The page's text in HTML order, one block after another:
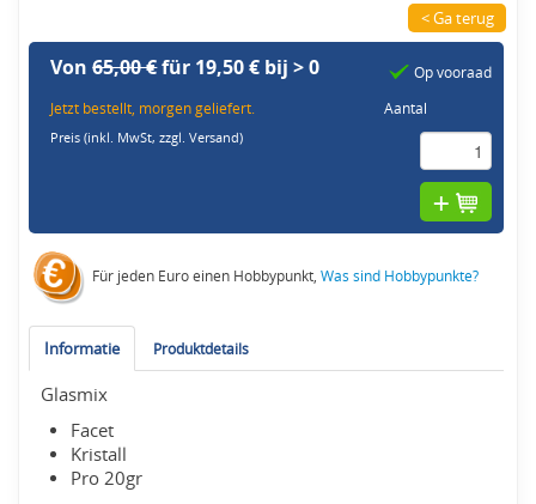
< Ga terug
Von65,00 €für 19,50 € bij > 0
Jetzt bestellt, morgen geliefert.
Preis (inkl. MwSt,zzgl. Versand)
Op vooraad
Aantal
Für jeden Euro einen Hobbypunkt,Was sind Hobbypunkte?
Informatie Produktdetails
Glasmix
Facet
Kristall
Pro 20gr